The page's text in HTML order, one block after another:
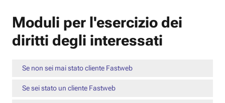
Moduli per l'esercizio dei
diritti degli interessati
Se non sei mai stato cliente Fastweb
Se sei stato un cliente Fastweb